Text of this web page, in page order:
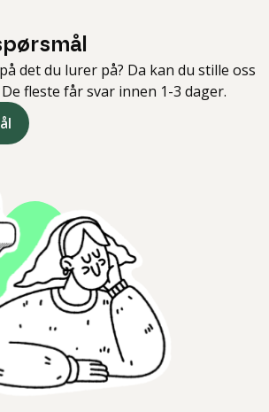
det du lurer på? Da kan du stille oss
fleste får svar innen 1-3 dager.